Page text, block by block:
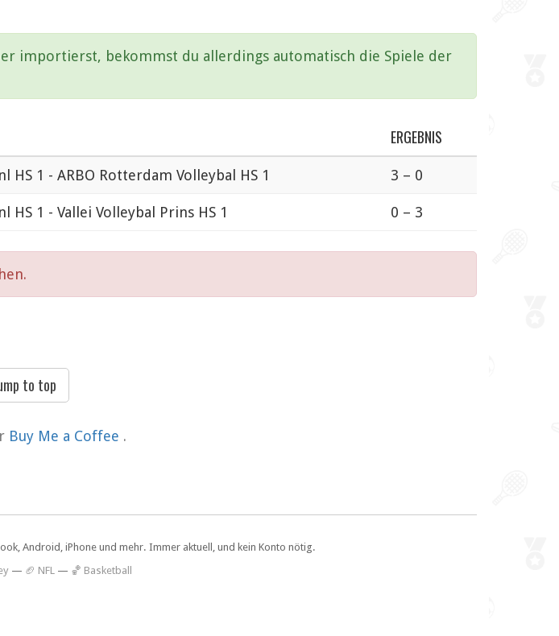
importierst, bekommst du allerdings automatisch die Spiele der
ERGEBNIS
HS 1 - ARBO Rotterdam Volleybal HS 1 3 – 0
HS 1 - Vallei Volleybal Prins HS 1 0 – 3
to top
Buy Me a Coffee .
Android, iPhone und mehr. Immer aktuell, und kein Konto nötig.
— 🏈 NFL — 🏀 Basketball